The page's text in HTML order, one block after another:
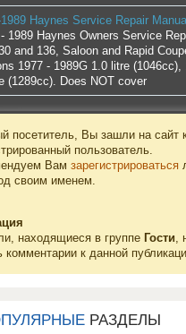
Haynes Service Repair Manual
1989 Haynes Owners Service
and 136, Saloon and Rapid
1977 - 1989G 1.0 litre (1046cc),
(1289cc). Does NOT cover
посетитель, Вы зашли на сайт
пользователь.
Вам зарегистрироваться
своим именем.
находящиеся в группе Гости,
комментарии к данной
РАЗДЕЛЫ